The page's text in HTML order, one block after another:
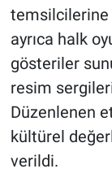
temsilcilerine
ayrıca halk
gösteriler
resim
Düzenlenen
kültürel
verildi.